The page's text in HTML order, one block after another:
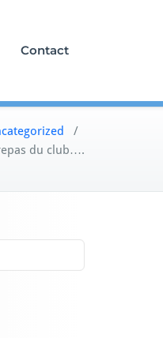
Contact
/
du club….